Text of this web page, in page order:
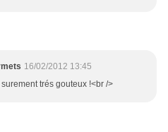
16/02/2012 13:45
trés gouteux !<br />